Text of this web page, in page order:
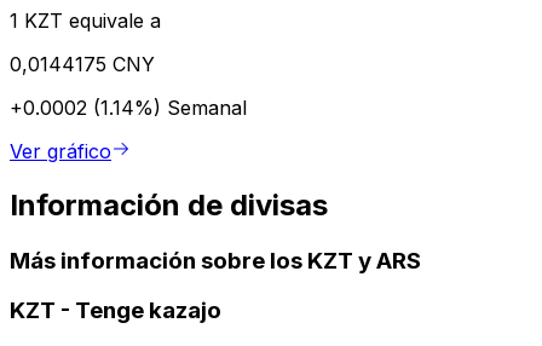
1 KZT equivale a
0,0144175 CNY
+0.0002 (1.14%) Semanal
Ver gráfico
Información de divisas
Más información sobre los KZT y ARS
KZT - Tenge kazajo